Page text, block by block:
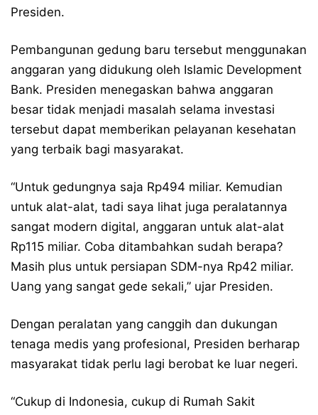
Presiden.
Pembangunan gedung baru tersebut menggunakan
anggaran yang didukung oleh Islamic Development
Bank. Presiden menegaskan bahwa anggaran
besar tidak menjadi masalah selama investasi
tersebut dapat memberikan pelayanan kesehatan
yang terbaik bagi masyarakat.
“Untuk gedungnya saja Rp494 miliar. Kemudian
untuk alat-alat, tadi saya lihat juga peralatannya
sangat modern digital, anggaran untuk alat-alat
Rp115 miliar. Coba ditambahkan sudah berapa?
Masih plus untuk persiapan SDM-nya Rp42 miliar.
Uang yang sangat gede sekali,” ujar Presiden.
Dengan peralatan yang canggih dan dukungan
tenaga medis yang profesional, Presiden berharap
masyarakat tidak perlu lagi berobat ke luar negeri.
“Cukup di Indonesia, cukup di Rumah Sakit